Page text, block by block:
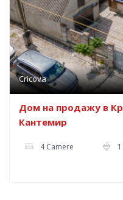
Cricova
Дом на продажу в
Кантемир
4 Camere